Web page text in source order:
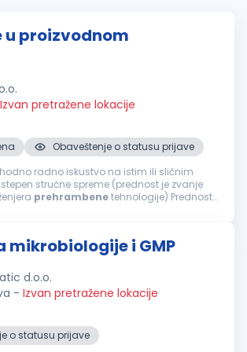
u proizvodnom
Izvan pretražene lokacije
Obaveštenje o statusu prijave
stručne spreme (prednost je zvanje
prehrambenetehnologije) Prednost
mikrobiologije i GMP
d.o.o.
- Izvan pretražene lokacije
o statusu prijave